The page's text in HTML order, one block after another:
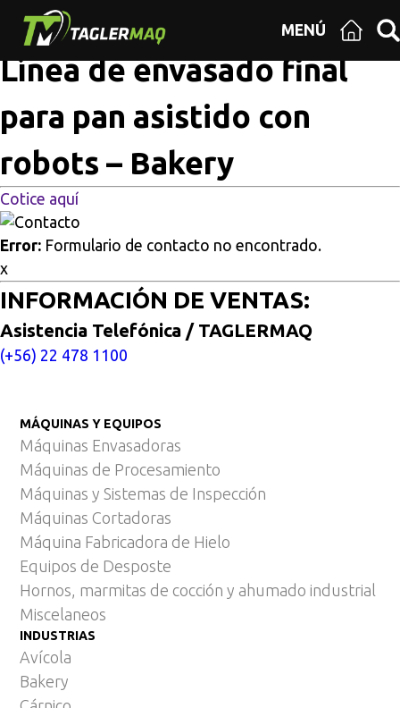
MENÚ
Multisitios
asistido con robots – Bakery
Línea de envasado final
para pan asistido con
robots – Bakery
Cotice aquí
Error: Formulario de contacto no encontrado.
x
INFORMACIÓN DE VENTAS:
Asistencia Telefónica / TAGLERMAQ
(+56) 22 478 1100
MÁQUINAS Y EQUIPOS
Máquinas Envasadoras
Máquinas de Procesamiento
Máquinas y Sistemas de Inspección
Máquinas Cortadoras
Máquina Fabricadora de Hielo
Equipos de Desposte
Hornos, marmitas de cocción y ahumado industrial
Miscelaneos
INDUSTRIAS
Avícola
Bakery